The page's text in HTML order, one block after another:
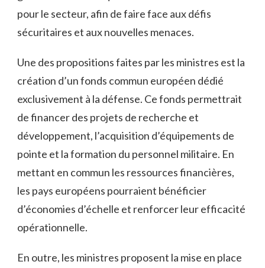
pour le secteur, afin​ de faire face aux défis
sécuritaires et aux nouvelles menaces.
Une des propositions⁤ faites ⁣par les ‍ministres⁤ est la⁤
création⁣ d’un fonds commun européen dédié‍
exclusivement à la défense. Ce⁤ fonds permettrait
de financer des projets de recherche⁣ et
développement, l’acquisition d’équipements de
pointe et la formation du personnel militaire. En
mettant en commun ⁢les ressources financières,
les pays européens pourraient bénéficier
d’économies​ d’échelle et renforcer leur efficacité​
opérationnelle.
En outre, les ministres proposent la mise en place